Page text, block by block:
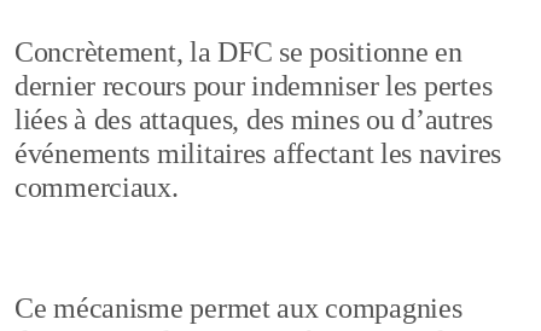
Concrètement, la DFC se positionne en
dernier recours pour indemniser les pertes
liées à des attaques, des mines ou d’autres
événements militaires affectant les navires
commerciaux.
Ce mécanisme permet aux compagnies